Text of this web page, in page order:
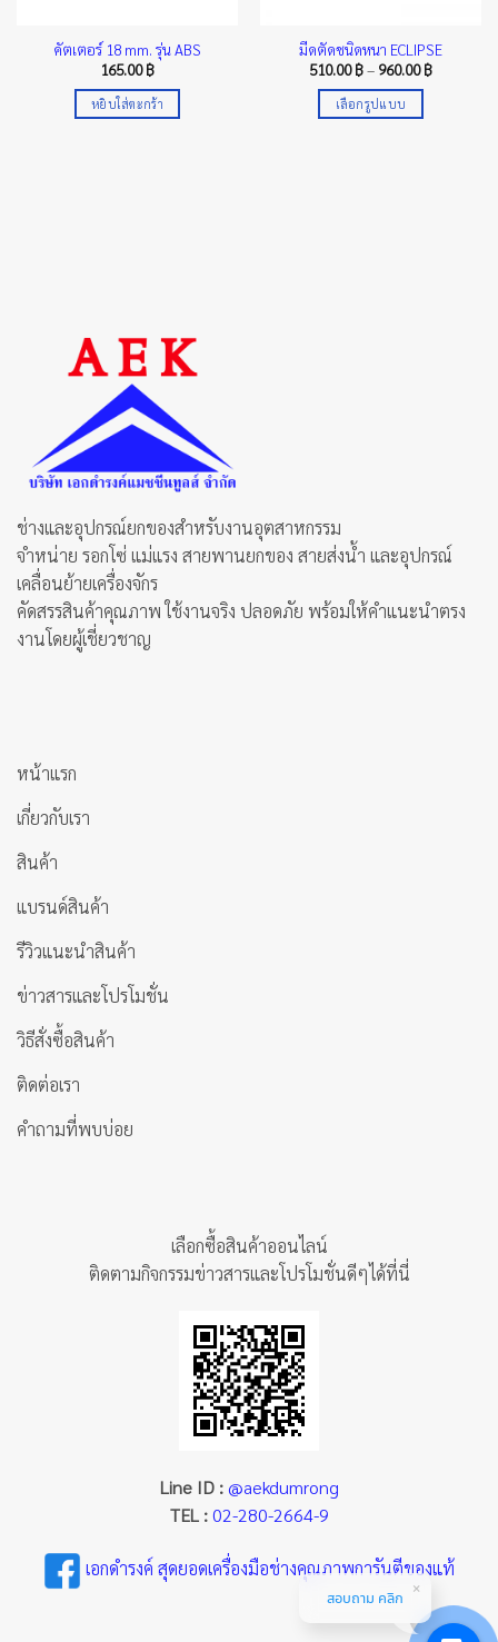
คัตเตอร์ 18 mm. รุ่น ABS
165.00฿
หยิบใส่ตะกร้า
มีดตัดชนิดหนา ECLIPSE
510.00฿– 960.00฿Price
เลือกรูปแบบ
ช่างและอุปกรณ์ยกของสำหรับงานอุตสาหกรรม
จำหน่าย รอกโซ่ แม่แรง สายพานยกของ สายส่งน้ำ และอุปกรณ์
เคลื่อนย้ายเครื่องจักร
คัดสรรสินค้าคุณภาพ ใช้งานจริง ปลอดภัย พร้อมให้คำแนะนำตรง
งานโดยผู้เชี่ยวชาญ
หน้าแรก
เกี่ยวกับเรา
สินค้า
แบรนด์สินค้า
รีวิวแนะนำสินค้า
ข่าวสารและโปรโมชั่น
วิธีสั่งซื้อสินค้า
ติดต่อเรา
คำถามที่พบบ่อย
เลือกซื้อสินค้าออนไลน์
ติดตามกิจกรรมข่าวสารและโปรโมชั่นดีๆได้ที่นี่
Line ID : @aekdumrong
TEL : 02-280-2664-9
เอกดำรงค์ สุดยอดเครื่องมือช่างคุณภาพการันตีของแท้
สอบถาม คลิก